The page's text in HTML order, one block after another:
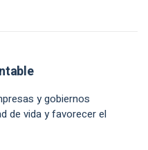
y gobiernos
de vida y favorecer el